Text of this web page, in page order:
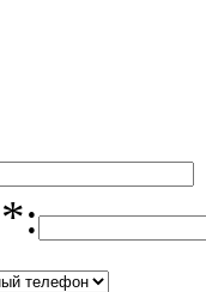
*: